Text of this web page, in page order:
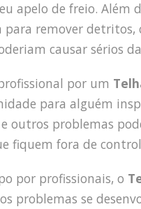
apelo de freio. Além
remover detritos,
causar sérios
por um
para alguém
outros problemas
fiquem fora de
por profissionais, o
problemas se